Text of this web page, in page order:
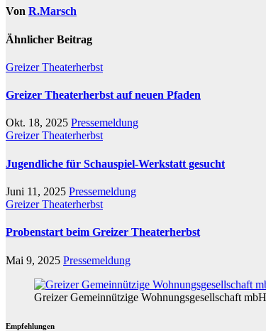
Von R.Marsch
Ähnlicher Beitrag
Greizer Theaterherbst
Greizer Theaterherbst auf neuen Pfaden
Okt. 18, 2025 Pressemeldung
Greizer Theaterherbst
Jugendliche für Schauspiel-Werkstatt gesucht
Juni 11, 2025 Pressemeldung
Greizer Theaterherbst
Probenstart beim Greizer Theaterherbst
Mai 9, 2025 Pressemeldung
Greizer Gemeinnützige Wohnungsgesellschaft mbH
Empfehlungen